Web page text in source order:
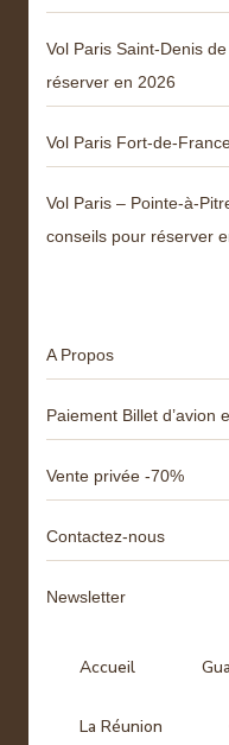
Vol Paris Saint-Denis
réserver en 2026
Vol Paris Fort-de-
Vol Paris – Pointe-à-
conseils pour réserver
A Propos
Paiement Billet d’avion
Vente privée -70%
Contactez-nous
Newsletter
Accueil
La Réunion